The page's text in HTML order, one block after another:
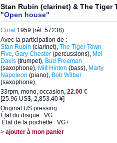
Stan Rubin (clarinet) & The Tiger
"Open house"
Coral 1959 (réf. 57238)
Avec la participation de :
Stan Rubin (clarinet), The Tiger Town
Five, Gary Chester (percussions), Mel
Davis (trumpet), Bud Freeman
(saxophone), Milt Hinton (bass), Marty
Napoleon (piano), Bob Wilber
(saxophone),
33rpm, mono, occasion, 22.00 €
[25.96 US$, 2,853.40 ¥]
Original US pressing
État du disque : VG
État de la pochette : VG+
> ajouter à mon panier